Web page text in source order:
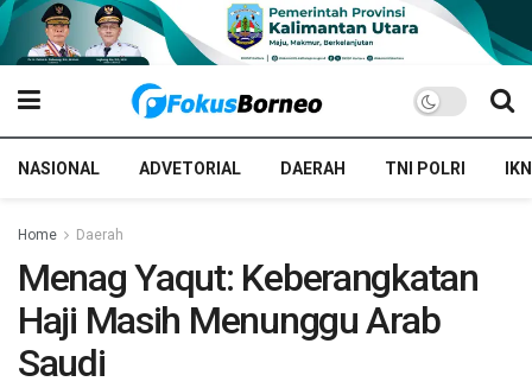
NASIONAL ADVETORIAL DAERAH TNI POLRI IKN
Home Daerah
Menag Yaqut: Keberangkatan
Haji Masih Menunggu Arab
Saudi